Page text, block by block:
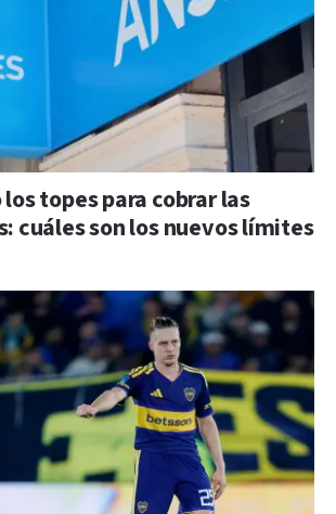
los topes para cobrar las
cuáles son los nuevos límites